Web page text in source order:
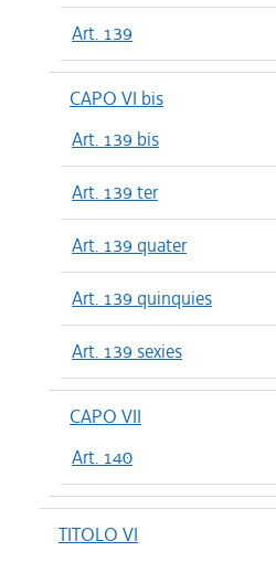
Art. 139
CAPO VI bis
Art. 139 bis
Art. 139 ter
Art. 139 quater
Art. 139 quinquies
Art. 139 sexies
CAPO VII
Art. 140
TITOLO VI